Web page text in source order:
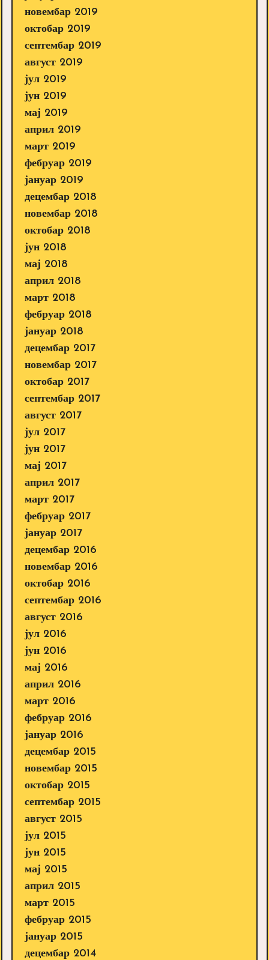
новембар 2019
октобар 2019
септембар 2019
август 2019
јул 2019
јун 2019
мај 2019
април 2019
март 2019
фебруар 2019
јануар 2019
децембар 2018
новембар 2018
октобар 2018
јун 2018
мај 2018
април 2018
март 2018
фебруар 2018
јануар 2018
децембар 2017
новембар 2017
октобар 2017
септембар 2017
август 2017
јул 2017
јун 2017
мај 2017
април 2017
март 2017
фебруар 2017
јануар 2017
децембар 2016
новембар 2016
октобар 2016
септембар 2016
август 2016
јул 2016
јун 2016
мај 2016
април 2016
март 2016
фебруар 2016
јануар 2016
децембар 2015
новембар 2015
октобар 2015
септембар 2015
август 2015
јул 2015
јун 2015
мај 2015
април 2015
март 2015
фебруар 2015
јануар 2015
децембар 2014